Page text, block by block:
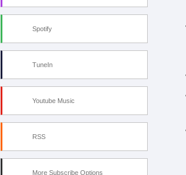
Spotify
TuneIn
Youtube Music
RSS
More Subscribe Options